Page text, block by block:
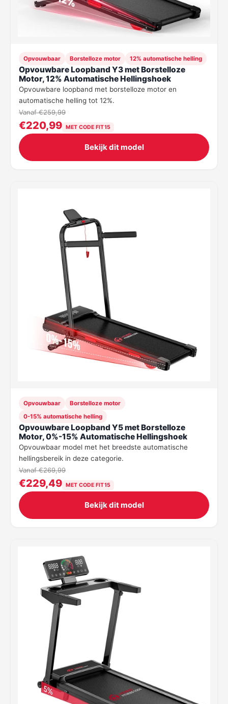
Opvouwbaar Borstelloze motor 12% automatische helling
Opvouwbare Loopband Y3 met Borstelloze
Motor, 12% Automatische Hellingshoek
Opvouwbare loopband met borstelloze motor en
automatische helling tot 12%.
Vanaf €259,99
€220,99 MET CODE FIT15
Bekijk dit model
Opvouwbaar
Borstelloze motor
0-15% automatische helling
Opvouwbare Loopband Y5 met Borstelloze
Motor, 0%-15% Automatische Hellingshoek
Opvouwbaar model met het breedste automatische
hellingsbereik in deze categorie.
Vanaf €269,99
€229,49 MET CODE FIT15
Bekijk dit model